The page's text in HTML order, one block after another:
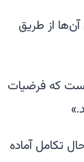
از طریق
که فرضیات
تکامل آماده